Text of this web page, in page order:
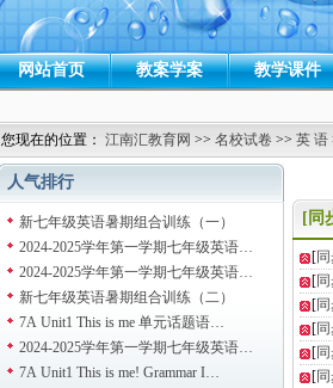
网站首页 教案学案 教学课件
您现在的位置： 江南汇教育网 >> 名校试卷 >> 英 语
人气排行
新七年级英语暑期组合训练（一）
2024-2025学年第一学期七年级英语…
2024-2025学年第一学期七年级英语…
新七年级英语暑期组合训练（二）
7A Unit1 This is me 单元话题语…
2024-2025学年第一学期七年级英语…
7A Unit1 This is me! Grammar I…
[同
[
[
[
[
[
[